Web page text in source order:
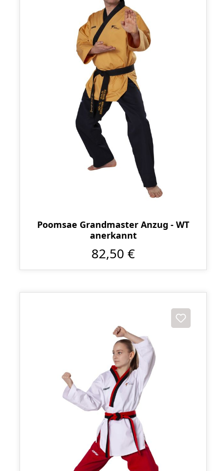
Poomsae Grandmaster Anzug - WT
anerkannt
82,50 €